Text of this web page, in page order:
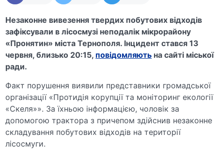
Незаконне вивезення твердих побутових відходів
зафіксували в лісосмузі неподалік мікрорайону
«Пронятин» міста Тернополя. Інцидент стався 13
червня, близько 20:15, повідомляють на сайті міської
ради.
Факт порушення виявили представники громадської
організації «Протидія корупції та моніторинг екології
«Скеля»». За їхньою інформацією, чоловік за
допомогою трактора з причепом здійснив незаконне
складування побутових відходів на території
лісосмуги.